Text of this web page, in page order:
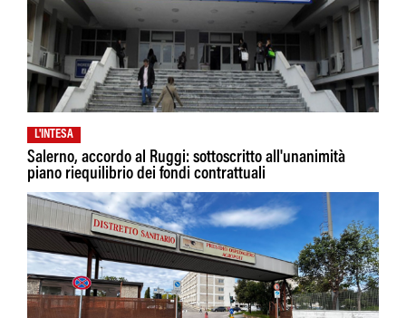
L'INTESA
Salerno, accordo al Ruggi: sottoscritto all'unanimità
piano riequilibrio dei fondi contrattuali